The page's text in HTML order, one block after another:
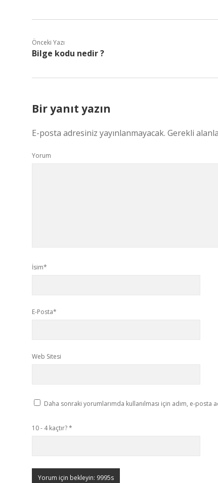
Önceki Yazı
Bilge kodu nedir ?
Bir yanıt yazın
E-posta adresiniz yayınlanmayacak. Gerekli
Yorum
İsim*
E-Posta*
Web Sitesi
Daha sonraki yorumlarımda kullanılması için adım, e-posta
10 - 4 kaçtır?*